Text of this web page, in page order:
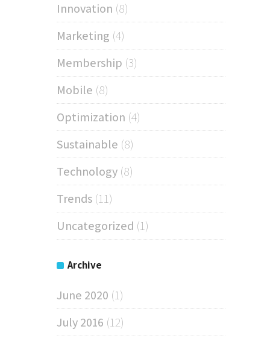
Innovation (8)
Marketing (4)
Membership (3)
Mobile (8)
Optimization (4)
Sustainable (8)
Technology (8)
Trends (11)
Uncategorized (1)
Archive
June 2020 (1)
July 2016 (12)